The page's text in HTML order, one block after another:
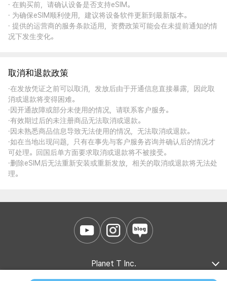
· 在购买前，请确认设备是否支持eSIM。
· 为确保eSIM顺利使用，建议将设备软件更新到最新版本。
· 提供的运营商的服务条款适用，资费政策可能会在未提前通知的情
况下发生变化。
取消和退款政策
·在发放凭证之前可以取消，发放后由于开通信息直接暴露，因此取
消或退款将变得困难。
·因开通故障或部分未使用的情况，请联系客户服务。
·有效期过后的未注册商品无法取消或退款。
·因未熟悉商品信息导致无法使用的情况，无法取消或退款。
·如在当地出现问题，只有在事先与客户服务咨询并确认后的情况才
可处理。回国后单方面要求取消或退款将不被接受。
·删除eSIM后无法重新安装或重新发放，相关的取消或退款将无法处
理。
Planet T Inc.